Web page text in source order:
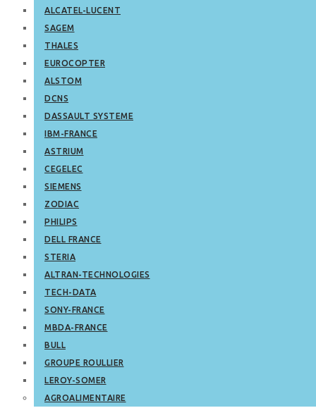
ALCATEL-LUCENT
SAGEM
THALES
EUROCOPTER
ALSTOM
DCNS
DASSAULT SYSTEME
IBM-FRANCE
ASTRIUM
CEGELEC
SIEMENS
ZODIAC
PHILIPS
DELL FRANCE
STERIA
ALTRAN-TECHNOLOGIES
TECH-DATA
SONY-FRANCE
MBDA-FRANCE
BULL
GROUPE ROULLIER
LEROY-SOMER
AGROALIMENTAIRE